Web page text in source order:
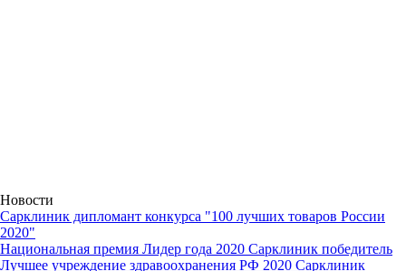
Новости
Сарклиник дипломант конкурса "100 лучших товаров России
2020"
Национальная премия Лидер года 2020 Сарклиник победитель
Лучшее учреждение здравоохранения РФ 2020 Сарклиник